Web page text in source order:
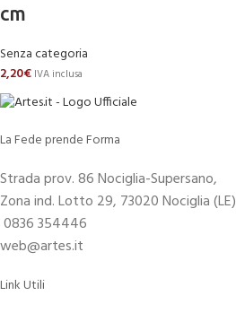
cm
Senza categoria
2,20€ IVA inclusa
La Fede prende Forma
Strada prov. 86 Nociglia-Supersano,
Zona ind. Lotto 29, 73020 Nociglia (LE)
0836 354446
web@artes.it
Link Utili